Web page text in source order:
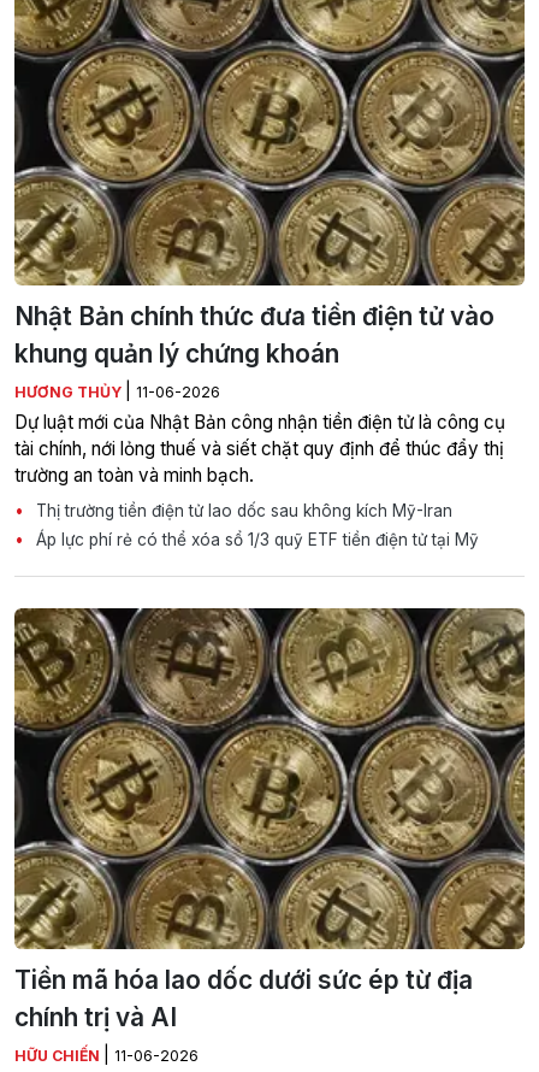
Nhật Bản chính thức đưa tiền điện tử vào
khung quản lý chứng khoán
HƯƠNG THỦY 11-06-2026
Dự luật mới của Nhật Bản công nhận tiền điện tử là công cụ
tài chính, nới lỏng thuế và siết chặt quy định để thúc đẩy thị
trường an toàn và minh bạch.
Thị trường tiền điện tử lao dốc sau không kích Mỹ-Iran
Áp lực phí rẻ có thể xóa sổ 1/3 quỹ ETF tiền điện tử tại Mỹ
Tiền mã hóa lao dốc dưới sức ép từ địa
chính trị và AI
HỮU CHIẾN 11-06-2026